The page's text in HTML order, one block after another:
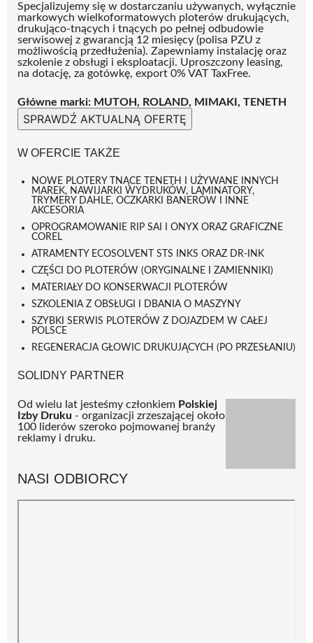
Specjalizujemy się w dostarczaniu używanych, wyłącznie
markowych wielkoformatowych ploterów drukujących,
drukująco-tnących i tnących po pełnej odbudowie
serwisowej z gwarancją 12 miesięcy (polisa PZU z
możliwością przedłużenia). Zapewniamy instalację oraz
szkolenie z obsługi i eksploatacji. Uproszczony leasing,
na dotację, za gotówkę, export 0% VAT TaxFree.
Główne marki: MUTOH, ROLAND, MIMAKI, TENETH
SPRAWDŹ AKTUALNĄ OFERTĘ
W OFERCIE TAKŻE
NOWE PLOTERY TNĄCE TENETH I UŻYWANE INNYCH
MAREK, NAWIJARKI WYDRUKÓW, LAMINATORY,
TRYMERY DAHLE, OCZKARKI BANERÓW I INNE
AKCESORIA
OPROGRAMOWANIE RIP SAI I ONYX ORAZ GRAFICZNE
COREL
ATRAMENTY ECOSOLVENT STS INKS ORAZ DR-INK
CZĘŚCI DO PLOTERÓW (ORYGINALNE I ZAMIENNIKI)
MATERIAŁY DO KONSERWACJI PLOTERÓW
SZKOLENIA Z OBSŁUGI I DBANIA O MASZYNY
SZYBKI SERWIS PLOTERÓW Z DOJAZDEM W CAŁEJ
POLSCE
REGENERACJA GŁOWIC DRUKUJĄCYCH (PO PRZESŁANIU)
SOLIDNY PARTNER
Od wielu lat jesteśmy członkiem Polskiej
Izby Druku - organizacji zrzeszającej około
100 liderów szeroko pojmowanej branży
reklamy i druku.
NASI ODBIORCY